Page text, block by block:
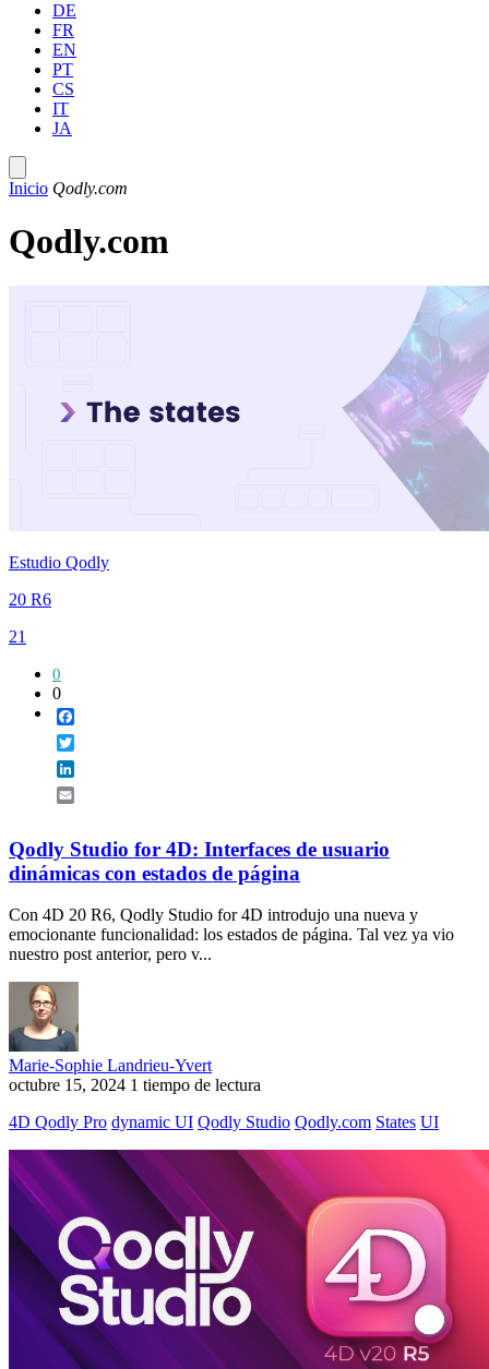
DE
FR
EN
PT
CS
IT
JA
Inicio Qodly.com
Qodly.com
Estudio Qodly
20 R6
21
0
0
Qodly Studio for 4D: Interfaces de usuario
dinámicas con estados de página
Con 4D 20 R6, Qodly Studio for 4D introdujo una nueva y
emocionante funcionalidad: los estados de página. Tal vez ya vio
nuestro post anterior, pero v...
Marie-Sophie Landrieu-Yvert
octubre 15, 2024 1 tiempo de lectura
4D Qodly Pro dynamic UI Qodly Studio Qodly.com States UI